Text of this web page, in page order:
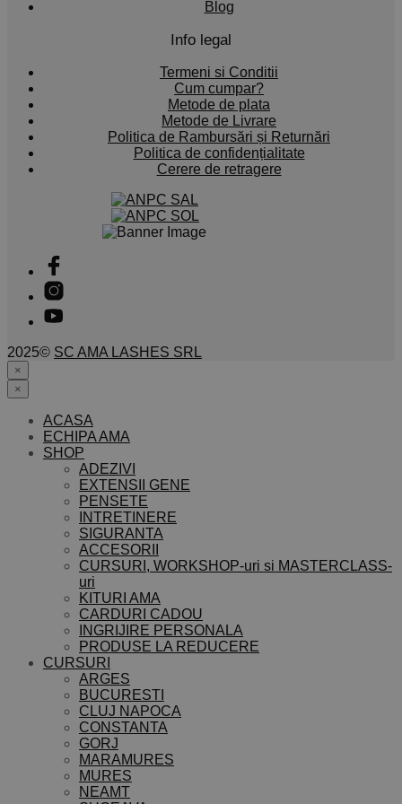
Blog
Info legal
Termeni si Conditii
Cum cumpar?
Metode de plata
Metode de Livrare
Politica de Rambursări și Returnări
Politica de confidențialitate
Cerere de retragere
2025© SC AMA LASHES SRL
×
×
ACASA
ECHIPA AMA
SHOP
ADEZIVI
EXTENSII GENE
PENSETE
INTRETINERE
SIGURANTA
ACCESORII
CURSURI, WORKSHOP-uri si MASTERCLASS-
uri
KITURI AMA
CARDURI CADOU
INGRIJIRE PERSONALA
PRODUSE LA REDUCERE
CURSURI
ARGES
BUCURESTI
CLUJ NAPOCA
CONSTANTA
GORJ
MARAMURES
MURES
NEAMT